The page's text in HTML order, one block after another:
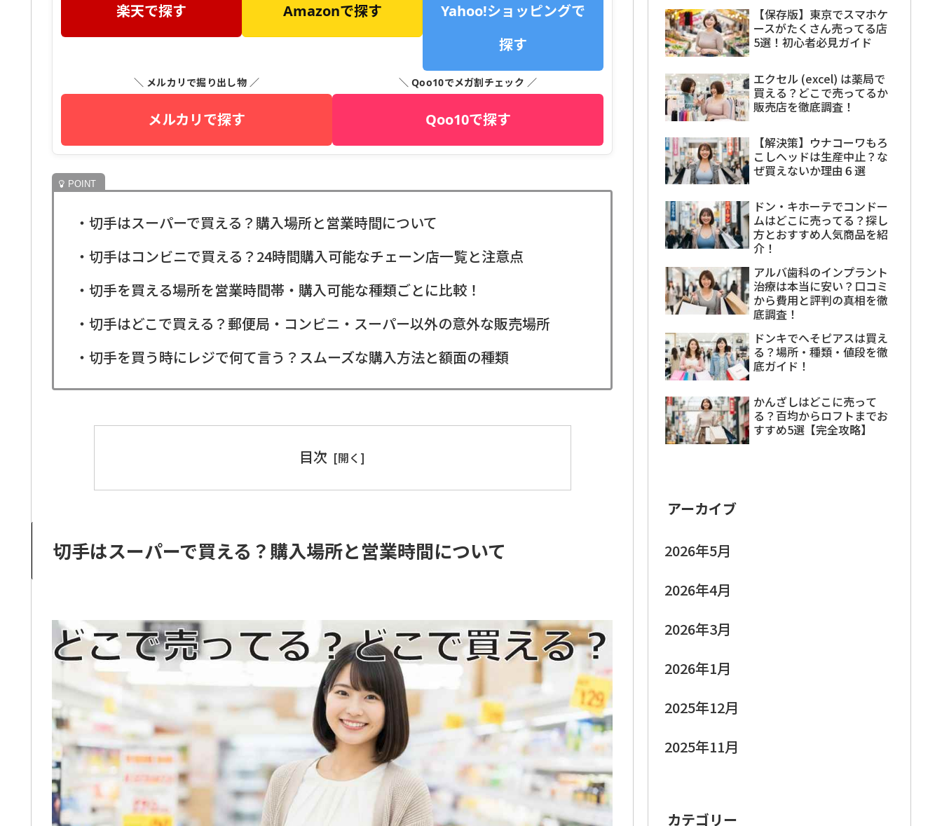
楽天で探す Amazonで探す
Yahoo!ショッピングで
探す
＼ メルカリで掘り出し物 ／
メルカリで探す
＼ Qoo10でメガ割チェック ／
Qoo10で探す
・切手はスーパーで買える？購入場所と営業時間について
・切手はコンビニで買える？24時間購入可能なチェーン店一覧と注意点
・切手を買える場所を営業時間帯・購入可能な種類ごとに比較！
・切手はどこで買える？郵便局・コンビニ・スーパー以外の意外な販売場所
・切手を買う時にレジで何て言う？スムーズな購入方法と額面の種類
目次
切手はスーパーで買える？購入場所と営業時間について
【保存版】東京でスマホケ
ースがたくさん売ってる店
5選！初心者必見ガイド
エクセル (excel) は薬局で
買える？どこで売ってるか
販売店を徹底調査！
【解決策】ウナコーワもろ
こしヘッドは生産中止？な
ぜ買えないか理由６選
ドン・キホーテでコンドー
ムはどこに売ってる？探し
方とおすすめ人気商品を紹
介！
アルバ歯科のインプラント
治療は本当に安い？口コミ
から費用と評判の真相を徹
底調査！
ドンキでへそピアスは買え
る？場所・種類・値段を徹
底ガイド！
かんざしはどこに売って
る？百均からロフトまでお
すすめ5選【完全攻略】
アーカイブ
2026年5月
2026年4月
2026年3月
2026年1月
2025年12月
2025年11月
カテゴリー